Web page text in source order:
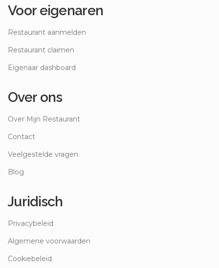
Voor eigenaren
Restaurant aanmelden
Restaurant claimen
Eigenaar dashboard
Over ons
Over Mijn Restaurant
Contact
Veelgestelde vragen
Blog
Juridisch
Privacybeleid
Algemene voorwaarden
Cookiebeleid